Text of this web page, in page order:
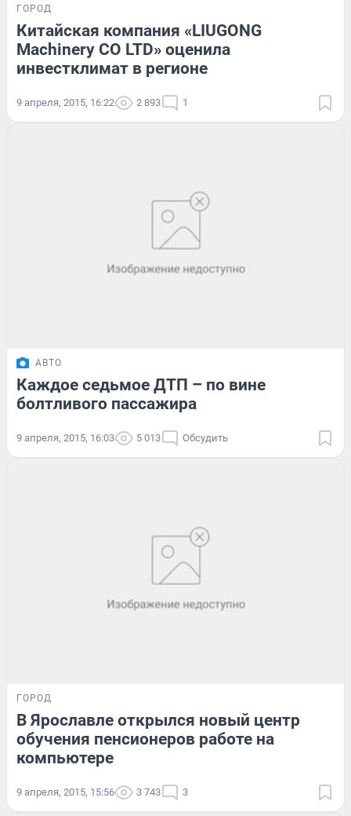
ГОРОД
Китайская компания «LIUGONG
Machinery CO LTD» оценила
инвестклимат в регионе
9 апреля, 2015, 16:22 2 893 1
АВТО
Каждое седьмое ДТП – по вине
болтливого пассажира
9 апреля, 2015, 16:03 5 013 Обсудить
ГОРОД
В Ярославле открылся новый центр
обучения пенсионеров работе на
компьютере
9 апреля, 2015, 15:56 3 743 3